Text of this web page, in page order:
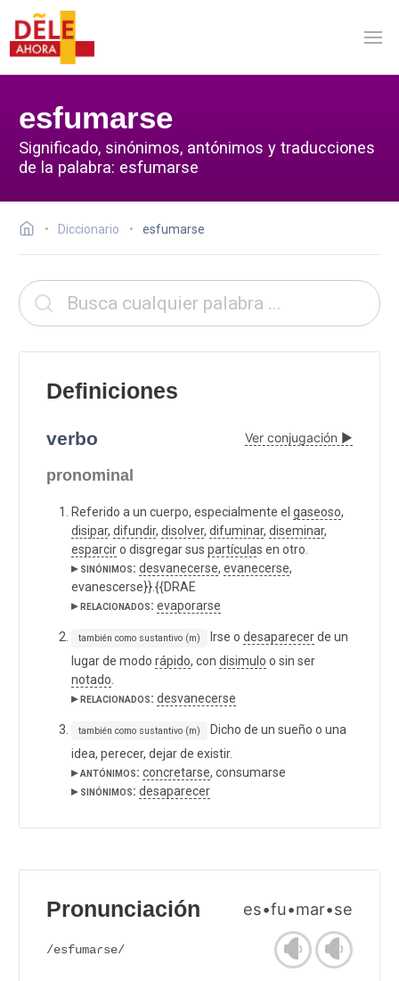
esfumarse
Significado, sinónimos, antónimos y traducciones
de la palabra: esfumarse
Diccionario esfumarse
Definiciones
verbo Ver conjugación ▶
pronominal
Referido a un cuerpo, especialmente el gaseoso,
disipar, difundir, disolver, difuminar, diseminar,
esparciro disgregar sus partículas en otro.
▸ sinónimos: desvanecerse, evanecerse,
evanescerse}}.{{DRAE
▸ relacionados: evaporarse
también como sustantivo (m) Irse o desaparecerde un
lugar de modo rápido, con disimulo o sin ser
notado
▸ relacionados: desvanecerse
también como sustantivo (m)
Dicho de un sueño o una
idea, perecer, dejar de existir.
▸ antónimos: concretarse, consumarse
▸ sinónimos: desaparecer
Pronunciación es•fu•mar•se
/esfumaɾse/